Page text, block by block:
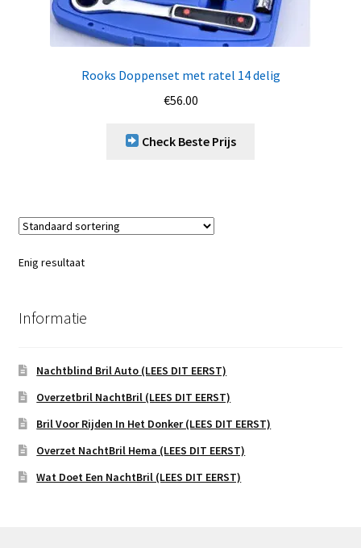
Rooks Doppenset met ratel 14 delig
€56.00
Check Beste Prijs
Enig resultaat
Informatie
Nachtblind Bril Auto (LEES DIT EERST)
Overzetbril NachtBril (LEES DIT EERST)
Bril Voor Rijden In Het Donker (LEES DIT EERST)
Overzet NachtBril Hema (LEES DIT EERST)
Wat Doet Een NachtBril (LEES DIT EERST)